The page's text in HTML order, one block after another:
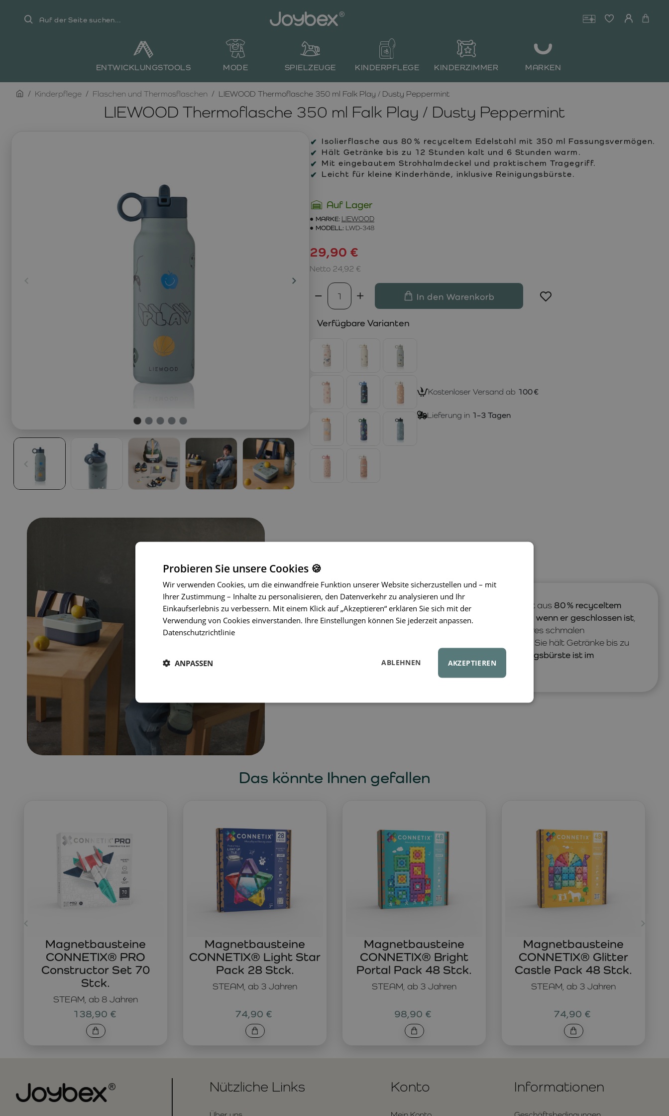
Auf
ENTWICKLUNGSTOOLS MODE SPIELZEUGE KINDERPFLEGE KINDERZIMMER MARKEN
LIEWOOD Thermoflasche 350 ml Falk Play / Dusty Peppermint
homeKinderpflege Flaschen und Thermosflaschen LIEWOOD Thermoflasche 350 ml Falk Play / Dusty Peppermint
Isolierflasche aus 80 % recyceltem Edelstahl mit 350 ml Fassungsvermögen.
Hält Getränke bis zu 12 Stunden kalt und 6 Stunden warm.
Mit eingebautem Strohhalmdeckel und praktischem Tragegriff.
Leicht für kleine Kinderhände, inklusive Reinigungsbürste.
Auf Lager
MARKE: LIEWOOD
MODELL: LWD-348
29,90 €
Netto 24,92 €
In den Warenkorb
Verfügbare Varianten
Kostenloser Versand ab 100 €
Lieferung in 1–3 Tagen
Die Falk Kinder-Thermoflasche mit 350 ml Volumen besteht aus 80 % recyceltem
Edelstahl. Der integrierte Trinkhalmdeckel ist auslaufsicher, wenn er geschlossen ist,
und der Tragegriff sorgt für bequemes Mitnehmen. Dank ihres schmalen
Durchmessers ist sie auch für kleine Kinderhände geeignet. Sie hält Getränke bis zu
12 Stunden kalt und bis zu 6 Stunden warm.
Eine Reinigungsbürste ist im
Lieferumfang enthalten.
Das könnte Ihnen gefallen
STEAM, ab 8 Jahren
Magnetbausteine
CONNETIX® PRO
Constructor Set 70
Stck.
138,90 €
STEAM, ab 3 Jahren
Magnetbausteine
CONNETIX® Light Star
Pack 28 Stck.
74,90 €
STEAM, ab 3 Jahren
Magnetbausteine
CONNETIX® Bright
Portal Pack 48 Stck.
98,90 €
STEAM, ab 3 Jahren
Magnetbausteine
CONNETIX® Glitter
Castle Pack 48 Stck.
74,90 €
Nützliche Links Konto Informationen
Probieren Sie unsere Cookies 🍪
Wir verwenden Cookies, um die einwandfreie Funktion unserer Website sicherzustellen und – mit
Ihrer Zustimmung – Inhalte zu personalisieren, den Datenverkehr zu analysieren und Ihr
Einkaufserlebnis zu verbessern. Mit einem Klick auf „Akzeptieren“ erklären Sie sich mit der
Verwendung von Cookies einverstanden. Ihre Einstellungen können Sie jederzeit anpassen.
Datenschutzrichtlinie
AKZEPTIEREN
ABLEHNEN
ANPASSEN